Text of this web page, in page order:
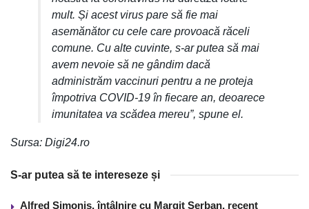
mult. Și acest virus pare să fie mai
asemănător cu cele care provoacă răceli
comune. Cu alte cuvinte, s-ar putea să mai
avem nevoie să ne gândim dacă
administrăm vaccinuri pentru a ne proteja
împotriva COVID-19 în fiecare an, deoarece
imunitatea va scădea mereu”, spune el.
Sursa: Digi24.ro
S-ar putea să te intereseze și
Alfred Simonis, întâlnire cu Margit Şerban, recent